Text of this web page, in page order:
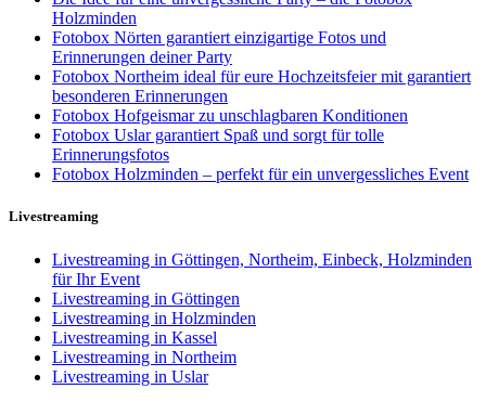
Holzminden
Fotobox Nörten garantiert einzigartige Fotos und
Erinnerungen deiner Party
Fotobox Northeim ideal für eure Hochzeitsfeier mit garantiert
besonderen Erinnerungen
Fotobox Hofgeismar zu unschlagbaren Konditionen
Fotobox Uslar garantiert Spaß und sorgt für tolle
Erinnerungsfotos
Fotobox Holzminden – perfekt für ein unvergessliches Event
Livestreaming
Livestreaming in Göttingen, Northeim, Einbeck, Holzminden
für Ihr Event
Livestreaming in Göttingen
Livestreaming in Holzminden
Livestreaming in Kassel
Livestreaming in Northeim
Livestreaming in Uslar